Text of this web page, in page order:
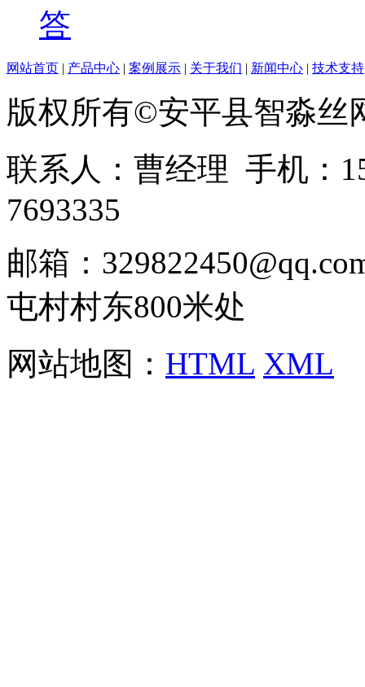
答
网站首页 | 产品中心 | 案例展示 | 关于我们 | 新闻中心 | 技术支持
版权所有©安平县智淼丝
联系人：曹经理 手机：
7693335
邮箱：
屯村村东800米处
网站地图： HTML XML